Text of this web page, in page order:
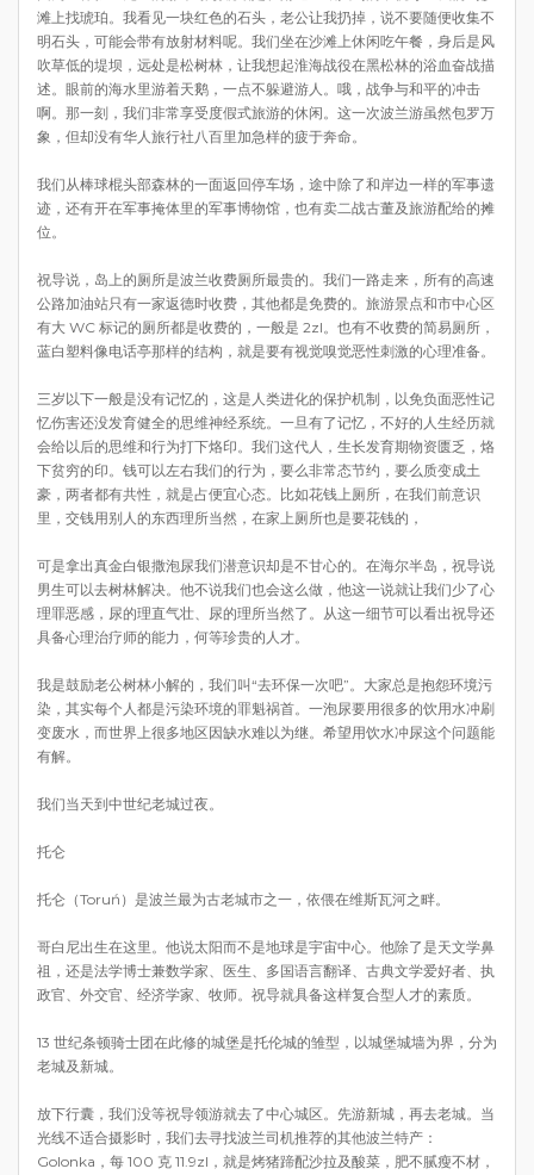
滩上找琥珀。我看见一块红色的石头，老公让我扔掉，说不要随便收集不
明石头，可能会带有放射材料呢。我们坐在沙滩上休闲吃午餐，身后是风
吹草低的堤坝，远处是松树林，让我想起淮海战役在黑松林的浴血奋战描
述。眼前的海水里游着天鹅，一点不躲避游人。哦，战争与和平的冲击
啊。那一刻，我们非常享受度假式旅游的休闲。这一次波兰游虽然包罗万
象，但却没有华人旅行社八百里加急样的疲于奔命。
我们从棒球棍头部森林的一面返回停车场，途中除了和岸边一样的军事遗
迹，还有开在军事掩体里的军事博物馆，也有卖二战古董及旅游配给的摊
位。
祝导说，岛上的厕所是波兰收费厕所最贵的。我们一路走来，所有的高速
公路加油站只有一家返德时收费，其他都是免费的。旅游景点和市中心区
有大 WC 标记的厕所都是收费的，一般是 2zl。也有不收费的简易厕所，
蓝白塑料像电话亭那样的结构，就是要有视觉嗅觉恶性刺激的心理准备。
三岁以下一般是没有记忆的，这是人类进化的保护机制，以免负面恶性记
忆伤害还没发育健全的思维神经系统。一旦有了记忆，不好的人生经历就
会给以后的思维和行为打下烙印。我们这代人，生长发育期物资匮乏，烙
下贫穷的印。钱可以左右我们的行为，要么非常态节约，要么质变成土
豪，两者都有共性，就是占便宜心态。比如花钱上厕所，在我们前意识
里，交钱用别人的东西理所当然，在家上厕所也是要花钱的，
可是拿出真金白银撒泡尿我们潜意识却是不甘心的。在海尔半岛，祝导说
男生可以去树林解决。他不说我们也会这么做，他这一说就让我们少了心
理罪恶感，尿的理直气壮、尿的理所当然了。从这一细节可以看出祝导还
具备心理治疗师的能力，何等珍贵的人才。
我是鼓励老公树林小解的，我们叫“去环保一次吧”。大家总是抱怨环境污
染，其实每个人都是污染环境的罪魁祸首。一泡尿要用很多的饮用水冲刷
变废水，而世界上很多地区因缺水难以为继。希望用饮水冲尿这个问题能
有解。
我们当天到中世纪老城过夜。
托仑
托仑（Toruń）是波兰最为古老城市之一，依偎在维斯瓦河之畔。
哥白尼出生在这里。他说太阳而不是地球是宇宙中心。他除了是天文学鼻
祖，还是法学博士兼数学家、医生、多国语言翻译、古典文学爱好者、执
政官、外交官、经济学家、牧师。祝导就具备这样复合型人才的素质。
13 世纪条顿骑士团在此修的城堡是托伦城的雏型，以城堡城墙为界，分为
老城及新城。
放下行囊，我们没等祝导领游就去了中心城区。先游新城，再去老城。当
光线不适合摄影时，我们去寻找波兰司机推荐的其他波兰特产：
Golonka，每 100 克 11.9zl，就是烤猪蹄配沙拉及酸菜，肥不腻瘦不材，